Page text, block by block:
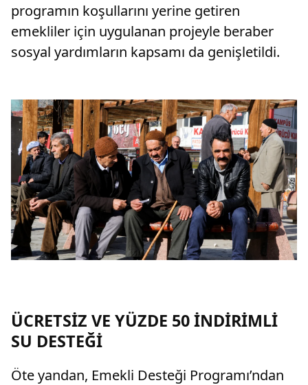
programın koşullarını yerine getiren
emekliler için uygulanan projeyle beraber
sosyal yardımların kapsamı da genişletildi.
ÜCRETSİZ VE YÜZDE 50 İNDİRİMLİ
SU DESTEĞİ
Öte yandan, Emekli Desteği Programı’ndan